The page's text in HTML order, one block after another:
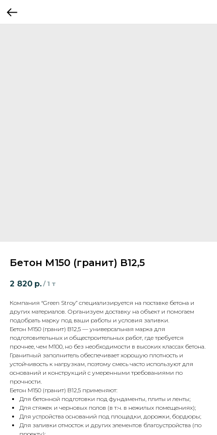
Бетон М150 (гранит) B12,5
2 820 р. / 1 т
Компания “Green Stroy” специализируется на поставке бетона и
других материалов. Организуем доставку на объект и помогаем
подобрать марку под ваши работы и условия заливки.
Бетон М150 (гранит) B12,5 — универсальная марка для
подготовительных и общестроительных работ, где требуется
прочнее, чем М100, но без необходимости в высоких классах бетона.
Гранитный заполнитель обеспечивает хорошую плотность и
устойчивость к нагрузкам, поэтому смесь часто используют для
оснований и конструкций с умеренными требованиями по
прочности.
Бетон М150 (гранит) B12,5 применяют:
Для бетонной подготовки под фундаменты, плиты и ленты;
Для стяжек и черновых полов (в т.ч. в нежилых помещениях);
Для устройства оснований под площадки, дорожки, бордюры;
Для заливки отмосток и других элементов благоустройства (по